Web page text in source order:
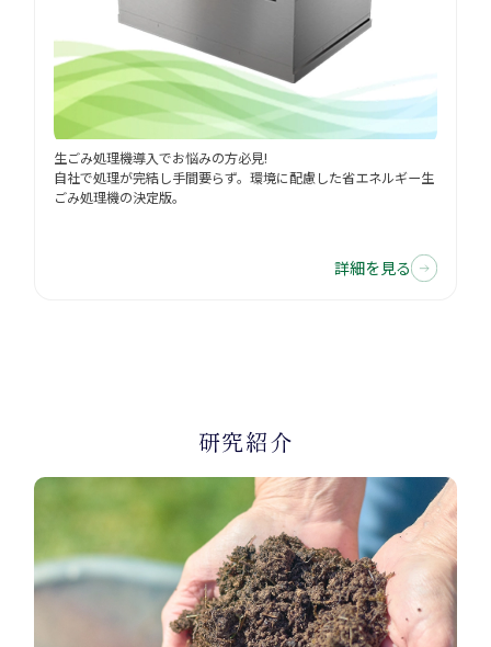
生ごみ処理機導入でお悩みの方必見!
自社で処理が完結し手間要らず。環境に配慮した省エネルギー生
ごみ処理機の決定版。
詳細を見る
研究紹介